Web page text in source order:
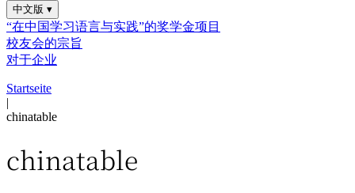
中文版 ▾
“在中国学习语言与实践”的奖学金项目
校友会的宗旨
对于企业
Startseite
|
chinatable
chinatable